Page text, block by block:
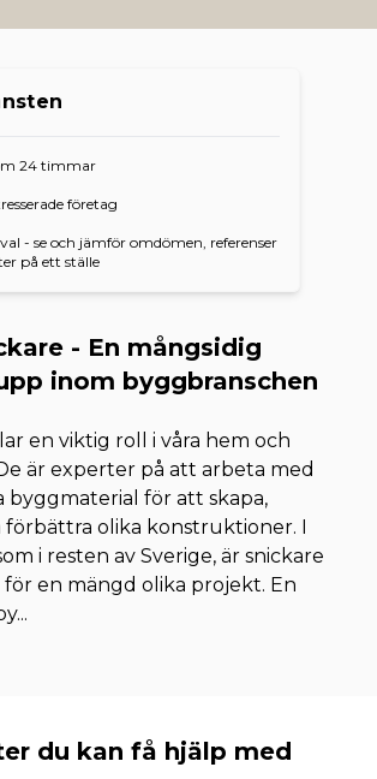
24 timmar
företag
- se och jämför omdömen, referenser
på ett ställe
- En mångsidig
inom byggbranschen
en viktig roll i våra hem och
är experter på att arbeta med
byggmaterial för att skapa,
förbättra olika konstruktioner. I
i resten av Sverige, är snickare
en mängd olika projekt. En
...
du kan få hjälp med